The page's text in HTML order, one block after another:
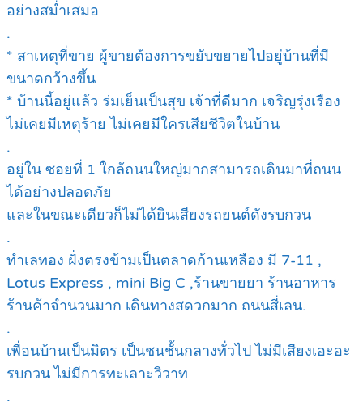
อย่างสม่ำเสมอ
.
* สาเหตุที่ขาย ผู้ขายต้องการขยับขยายไปอยู่บ้านที่มี
ขนาดกว้างขึ้น
* บ้านนี้อยู่แล้ว ร่มเย็นเป็นสุข เจ้าที่ดีมาก เจริญรุ่งเรือง
ไม่เคยมีเหตุร้าย ไม่เคยมีใครเสียชีวิตในบ้าน
.
อยู่ใน ซอยที่ 1 ใกล้ถนนใหญ่มากสามารถเดินมาที่ถนน
ได้อย่างปลอดภัย
และในขณะเดียวก็ไม่ได้ยินเสียงรถยนต์ดังรบกวน
.
ทำเลทอง ฝั่งตรงข้ามเป็นตลาดก้านเหลือง มี 7-11 ,
Lotus Express , mini Big C ,ร้านขายยา ร้านอาหาร
ร้านค้าจำนวนมาก เดินทางสดวกมาก ถนนสี่เลน.
.
เพื่อนบ้านเป็นมิตร เป็นชนชั้นกลางทั่วไป ไม่มีเสียงเอะอะ
รบกวน ไม่มีการทะเลาะวิวาท
.